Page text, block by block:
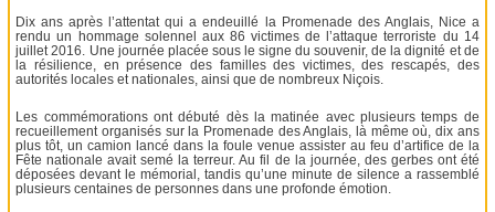
Dix ans après l’attentat qui a endeuillé la Promenade des Anglais, Nice a
rendu un hommage solennel aux 86 victimes de l’attaque terroriste du 14
juillet 2016. Une journée placée sous le signe du souvenir, de la dignité et de
la résilience, en présence des familles des victimes, des rescapés, des
autorités locales et nationales, ainsi que de nombreux Niçois.
Les commémorations ont débuté dès la matinée avec plusieurs temps de
recueillement organisés sur la Promenade des Anglais, là même où, dix ans
plus tôt, un camion lancé dans la foule venue assister au feu d’artifice de la
Fête nationale avait semé la terreur. Au fil de la journée, des gerbes ont été
déposées devant le mémorial, tandis qu’une minute de silence a rassemblé
plusieurs centaines de personnes dans une profonde émotion.